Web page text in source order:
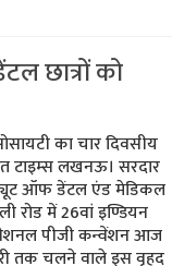
छात्रों को
का चार दिवसीय
टाइम्‍स लखनऊ। सरदार
ऑफ डेंटल एंड मेडिकल
रोड में 26वां इण्डियन
नेशनल पीजी कन्वेंशन आज
तक चलने वाले इस वृहद